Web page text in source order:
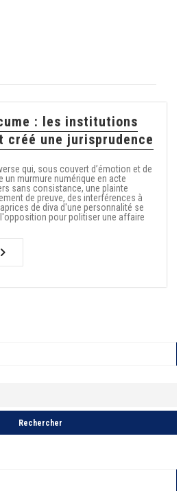
: les institutions
créé une jurisprudence
qui, sous couvert d’émotion et de
murmure numérique en acte
sans consistance, une plainte
de preuve, des interférences à
de diva d'une personnalité se
pour politiser une affaire